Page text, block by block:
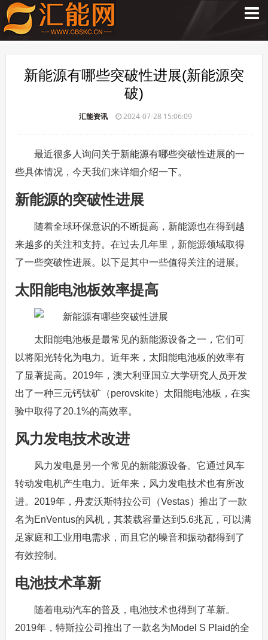
新能源有哪些突破性进展(新能源突
破)
汇能资讯 2024-07-28 15:06:09
最近很多人询问关于新能源有哪些突破性进展的一
些具体情况，今天我们来详细介绍一下。
新能源的突破性进展
随着全球环保意识的不断提高，新能源也在得到越
来越多的关注和支持。在过去几年里，新能源领域取得
了一些突破性进展。以下是其中一些值得关注的进展。
太阳能电池板效率提高
太阳能电池板是最常见的新能源设备之一，它们可
以将阳光转化为电力。近年来，太阳能电池板的效率有
了显著提高。2019年，澳大利亚国立大学研究人员开发
出了一种三元钙钛矿（perovskite）太阳能电池板，在实
验中取得了20.1%的高效率。
风力发电技术改进
风力发电是另一个常见的新能源设备。它通过风车
转动发电机产生电力。近年来，风力发电技术也有所改
进。2019年，丹麦沃斯特拉公司（Vestas）推出了一款
名为EnVentus的风机，其装载容量达到5.6兆瓦，可以满
足家庭和工业用电需求，而且它的噪音和振动都得到了
有效控制。
电池技术革新
随着电动汽车的普及，电池技术也得到了革新。
2019年，特斯拉公司推出了一款名为Model S Plaid的全